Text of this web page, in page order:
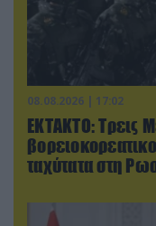
08.08.2026 | 17:02
ΕΚΤΑΚΤΟ: Τρεις
ταχύτατα στη